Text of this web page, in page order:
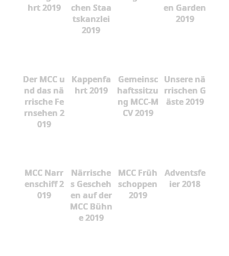
hrt 2019
chen Staa
tskanzlei
2019
en Garden
2019
Der MCC u
nd das nä
rrische Fe
rnsehen 2
019
Kappenfa
hrt 2019
Gemeinsc
haftssitzu
ng MCC-M
CV 2019
Unsere nä
rrischen G
äste 2019
MCC Narr
enschiff 2
019
Närrische
s Gescheh
en auf der
MCC Bühn
e 2019
MCC Früh
schoppen
2019
Adventsfe
ier 2018